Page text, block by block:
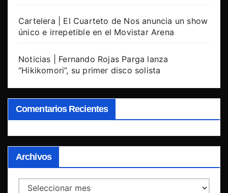
Cartelera | El Cuarteto de Nos anuncia un show
único e irrepetible en el Movistar Arena
Noticias | Fernando Rojas Parga lanza
“Hikikomori”, su primer disco solista
Comentarios Recientes
Archivos
Archivos